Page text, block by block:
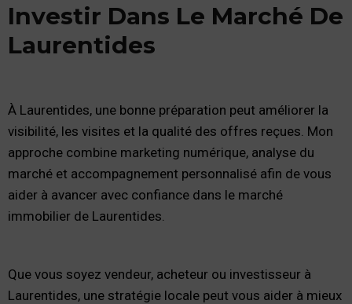
Investir Dans Le Marché De
Laurentides
À Laurentides, une bonne préparation peut améliorer la
visibilité, les visites et la qualité des offres reçues. Mon
approche combine marketing numérique, analyse du
marché et accompagnement personnalisé afin de vous
aider à avancer avec confiance dans le marché
immobilier de Laurentides.
Que vous soyez vendeur, acheteur ou investisseur à
Laurentides, une stratégie locale peut vous aider à mieux